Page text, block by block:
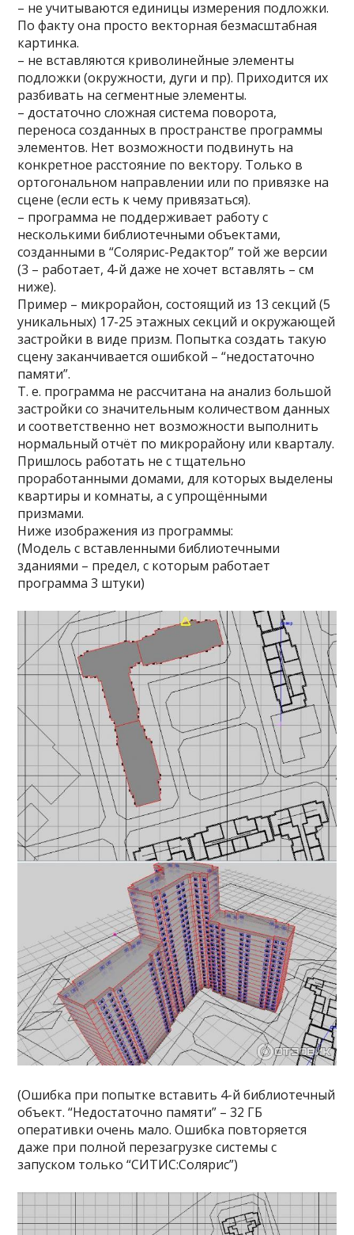
– не учитываются единицы измерения подложки.
По факту она просто векторная безмасштабная
картинка.
– не вставляются криволинейные элементы
подложки (окружности, дуги и пр). Приходится их
разбивать на сегментные элементы.
– достаточно сложная система поворота,
переноса созданных в пространстве программы
элементов. Нет возможности подвинуть на
конкретное расстояние по вектору. Только в
ортогональном направлении или по привязке на
сцене (если есть к чему привязаться).
– программа не поддерживает работу с
несколькими библиотечными объектами,
созданными в “Солярис-Редактор” той же версии
(3 – работает, 4-й даже не хочет вставлять – см
ниже).
Пример – микрорайон, состоящий из 13 секций (5
уникальных) 17-25 этажных секций и окружающей
застройки в виде призм. Попытка создать такую
сцену заканчивается ошибкой – “недостаточно
памяти”.
Т. е. программа не рассчитана на анализ большой
застройки со значительным количеством данных
и соответственно нет возможности выполнить
нормальный отчёт по микрорайону или кварталу.
Пришлось работать не с тщательно
проработанными домами, для которых выделены
квартиры и комнаты, а с упрощёнными
призмами.
Ниже изображения из программы:
(Модель с вставленными библиотечными
зданиями – предел, с которым работает
программа 3 штуки)
(Ошибка при попытке вставить 4-й библиотечный
объект. “Недостаточно памяти” – 32 ГБ
оперативки очень мало. Ошибка повторяется
даже при полной перезагрузке системы с
запуском только “СИТИС:Солярис”)